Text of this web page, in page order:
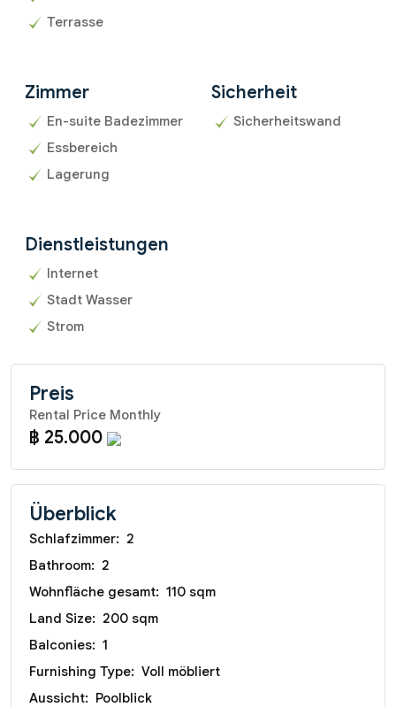
Terrasse
Zimmer
En-suite Badezimmer
Essbereich
Lagerung
Sicherheit
Sicherheitswand
Dienstleistungen
Internet
Stadt Wasser
Strom
Preis
Rental Price Monthly
฿ 25.000
Überblick
Schlafzimmer: 2
Bathroom: 2
Wohnfläche gesamt: 110 sqm
Land Size: 200 sqm
Balconies: 1
Furnishing Type: Voll möbliert
Aussicht: Poolblick